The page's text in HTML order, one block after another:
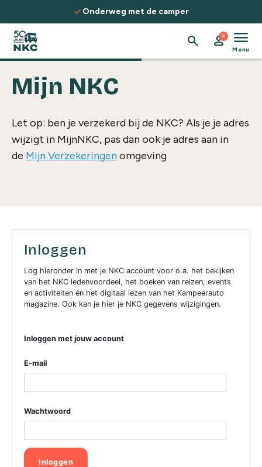
Spring naar de inhoud
checkOnderweg met de camper
search person
close menu
Menu
Mijn NKC
Let op: ben je verzekerd bij de NKC? Als je je adres
wijzigt in MijnNKC, pas dan ook je adres aan in
de Mijn Verzekeringenomgeving
Inloggen
Log hieronder in met je NKC account voor o.a. het bekijken
van het NKC ledenvoordeel, het boeken van reizen, events
en activiteiten én het digitaal lezen van het Kampeerauto
magazine. Ook kan je hier je NKC gegevens wijzigingen.
Inloggen met jouw account
E-mail
Wachtwoord
Inloggen